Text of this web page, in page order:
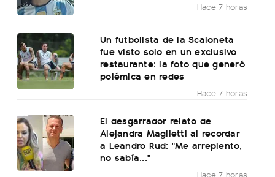
Hace 7 horas
Un futbolista de la Scaloneta
fue visto solo en un exclusivo
restaurante: la foto que generó
polémica en redes
Hace 7 horas
El desgarrador relato de
Alejandra Maglietti al recordar
a Leandro Rud: "Me arrepiento,
no sabía..."
Hace 7 horas